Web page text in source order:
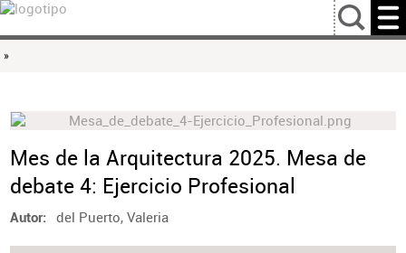
…
»
Mes de la Arquitectura 2025. Mesa de
debate 4: Ejercicio Profesional
Autor del Puerto, Valeria